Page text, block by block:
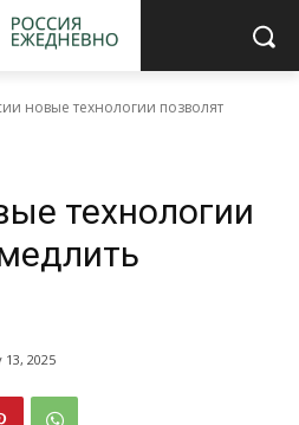
новые технологии позволят
технологии
2025